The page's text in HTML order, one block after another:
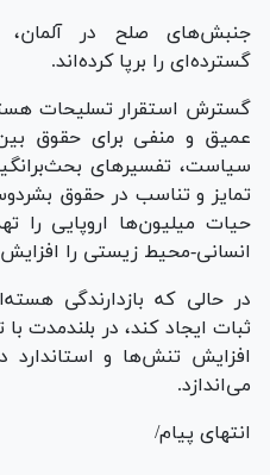
جنبش‌های صلح در آلمان،
گسترده‌ای را برپا کرده‌اند.
گسترش استقرار تسلیحات
عمیق و منفی برای حقوق
سیاست، تفسیر‌های
تمایز و تناسب در حقوق
حیات میلیون‌ها اروپایی را
انسانی-محیط زیستی را
در حالی که بازدارندگی
ثبات ایجاد کند، در بلندمدت
افزایش تنش‌ها و استاندارد
می‌اندازد.
انتهای پیام/